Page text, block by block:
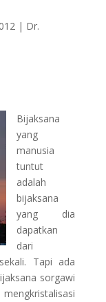
| Dr.
Bijaksana
yang
manusia
tuntut
adalah
bijaksana
yang dia
dapatkan
dari
Tapi ada
sorgawi